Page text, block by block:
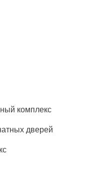
комплекс
дверей